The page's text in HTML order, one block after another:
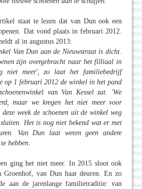
staat te lezen dat van Dun ook een
Dat vond plaats in februari 2012.
al in augustus 2013:
Van Dun aan de Nieuwstraat is dicht.
zijn overgebracht naar het filliaal in
niet meer', zo laat het familiebedrijf
op 1 februari 2012 de winkel in het pand
van Van Kessel zat. 'We
maar we kregen het niet meer voor
week de schoenen uit de winkel weg
Het is nog niet bekend wat er met
Van Dun laat weten geen andere
hebben.
ging het niet meer. In 2015 sloot ook
Groenhof, van Dun haar deuren. En zo
aan de jarenlange familietraditie: van